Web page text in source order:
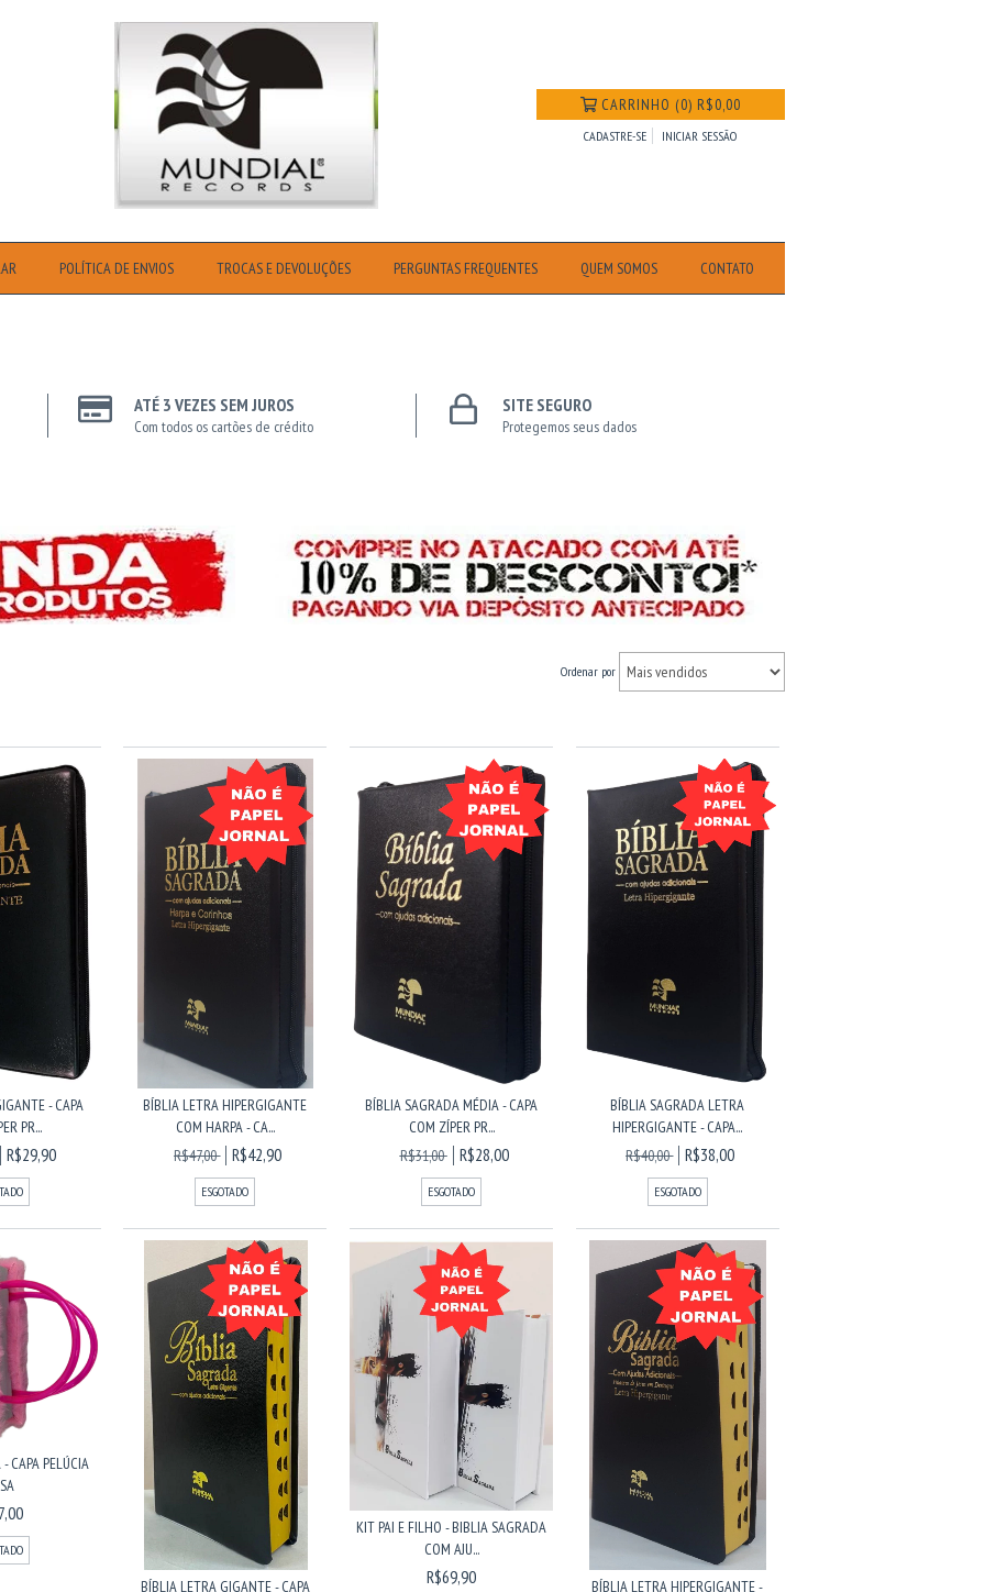
CARRINHO (0) R$0,00
CADASTRE-SE INICIAR SESSÃO
POLÍTICA DE ENVIOS TROCAS E DEVOLUÇÕES PERGUNTAS FREQUENTES QUEM SOMOS CONTATO
ATÉ 3 VEZES SEM JUROS
Com todos os cartões de crédito
SITE SEGURO
Protegemos seus dados
Ordenar por
- CAPA
PR...
R$29,90
BÍBLIA LETRA HIPERGIGANTE
COM HARPA - CA...
R$47,00
R$42,90
ESGOTADO
BÍBLIA SAGRADA MÉDIA - CAPA
COM ZÍPER PR...
R$31,00
R$28,00
ESGOTADO
BÍBLIA SAGRADA LETRA
HIPERGIGANTE - CAPA...
R$40,00
R$38,00
ESGOTADO
CAPA PELÚCIA
BÍBLIA LETRA GIGANTE - CAPA
KIT PAI E FILHO - BIBLIA SAGRADA
COM AJU...
R$69,90
BÍBLIA LETRA HIPERGIGANTE -